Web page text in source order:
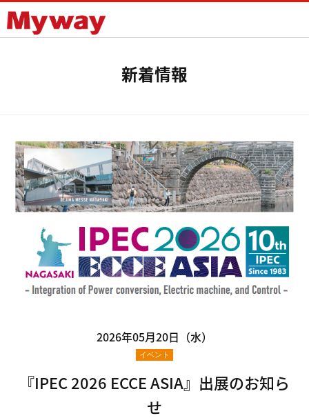
新着情報
2026年05月20日（水）
イベント
『IPEC 2026 ECCE ASIA』出展のお知ら
せ